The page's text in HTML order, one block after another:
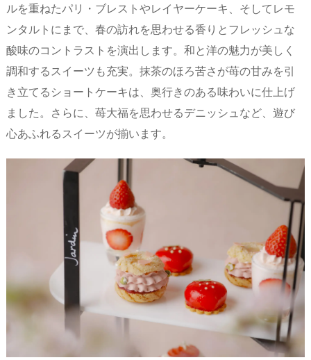
ルを重ねたパリ・ブレストやレイヤーケーキ、そしてレモ
ンタルトにまで、春の訪れを思わせる香りとフレッシュな
酸味のコントラストを演出します。和と洋の魅力が美しく
調和するスイーツも充実。抹茶のほろ苦さが苺の甘みを引
き立てるショートケーキは、奥行きのある味わいに仕上げ
ました。さらに、苺大福を思わせるデニッシュなど、遊び
心あふれるスイーツが揃います。